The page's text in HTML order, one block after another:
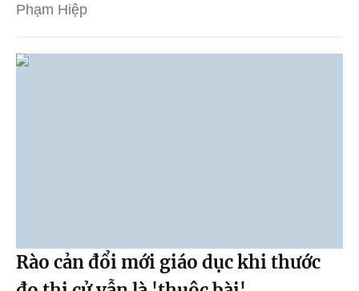
Phạm Hiệp
Rào cản đổi mới giáo dục khi thước